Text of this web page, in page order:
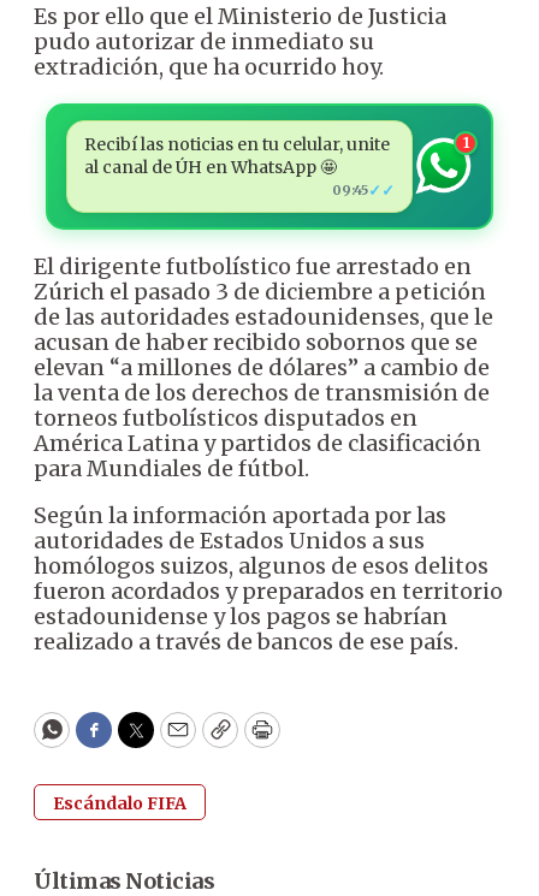
Es por ello que el Ministerio de Justicia
pudo autorizar de inmediato su
extradición, que ha ocurrido hoy.
Recibí las noticias en tu celular, unite
al canal de ÚH en WhatsApp 🤩
09:45✓✓
1
El dirigente futbolístico fue arrestado en
Zúrich el pasado 3 de diciembre a petición
de las autoridades estadounidenses, que le
acusan de haber recibido sobornos que se
elevan “a millones de dólares” a cambio de
la venta de los derechos de transmisión de
torneos futbolísticos disputados en
América Latina y partidos de clasificación
para Mundiales de fútbol.
Según la información aportada por las
autoridades de Estados Unidos a sus
homólogos suizos, algunos de esos delitos
fueron acordados y preparados en territorio
estadounidense y los pagos se habrían
realizado a través de bancos de ese país.
WhatsApp
Facebook
Twitter
EmailCopyPrint
Escándalo FIFA
Últimas Noticias